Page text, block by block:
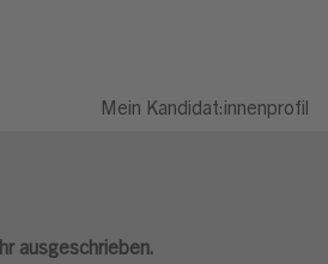
Mein Kandidat:innenprofil
ausgeschrieben.